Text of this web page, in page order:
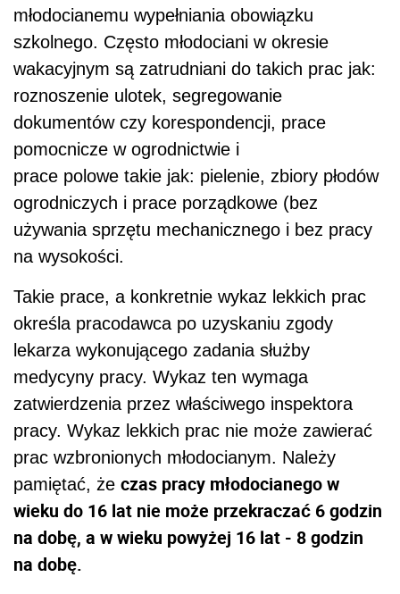
młodocianemu wypełniania obowiązku
szkolnego. Często młodociani w okresie
wakacyjnym są zatrudniani do takich prac jak:
roznoszenie ulotek, segregowanie
dokumentów czy korespondencji, prace
pomocnicze w ogrodnictwie i
prace polowe takie jak: pielenie, zbiory płodów
ogrodniczych i prace porządkowe (bez
używania sprzętu mechanicznego i bez pracy
na wysokości.
Takie prace, a konkretnie wykaz lekkich prac
określa pracodawca po uzyskaniu zgody
lekarza wykonującego zadania służby
medycyny pracy. Wykaz ten wymaga
zatwierdzenia przez właściwego inspektora
pracy. Wykaz lekkich prac nie może zawierać
prac wzbronionych młodocianym. Należy
pamiętać, że czas pracy młodocianego w
wieku do 16 lat nie może przekraczać 6 godzin
na dobę, a w wieku powyżej 16 lat - 8 godzin
na dobę.